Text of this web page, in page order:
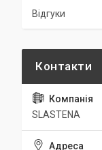
Відгуки
SLASTENA